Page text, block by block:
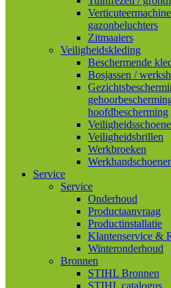
gazonbeluchters
Zitmaaiers
Veiligheidskleding
Beschermende
Bosjassen /
hoofdbescherming
Veiligheidsbrillen
Werkbroeken
Service
Service
Onderhoud
Productaanvraag
Productinstallatie
Klantenservice &
Winteronderhoud
Bronnen
STIHL Bronnen
STIHL catalogus